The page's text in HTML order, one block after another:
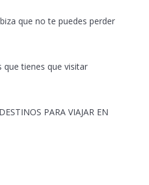
que no te puedes perder
que tienes que visitar
PARA VIAJAR EN